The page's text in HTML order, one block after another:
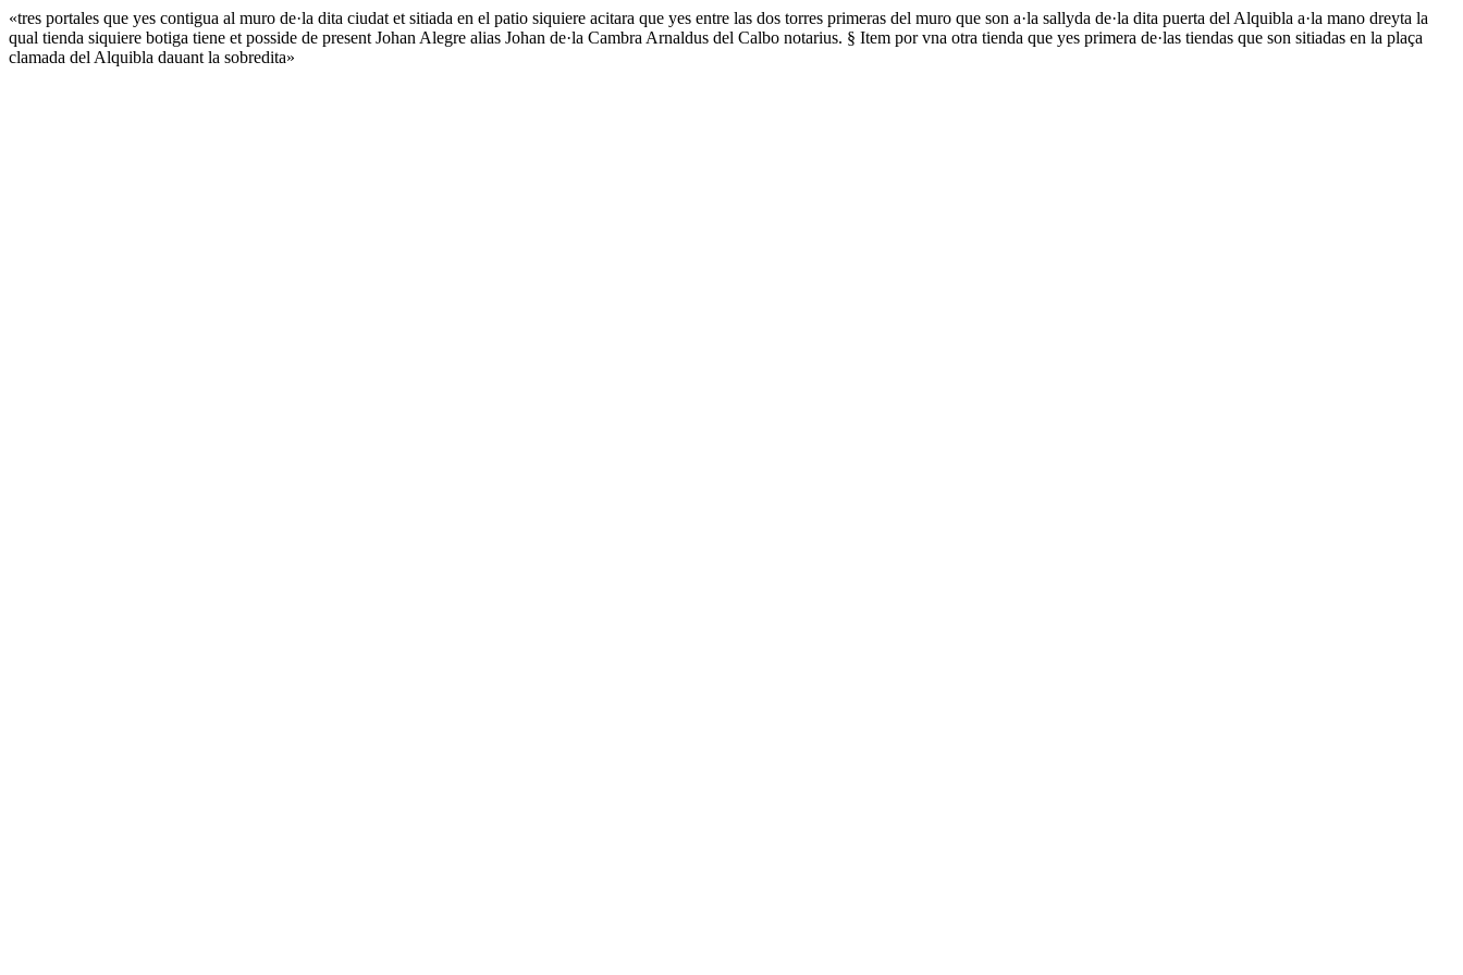
«tres portales que yes contigua al muro de·la dita ciudat et sitiada en el patio siquiere acitara que yes entre las dos torres primeras del muro que son a·la sallyda de·la dita puerta del Alquibla a·la mano dreyta la
qual tienda siquiere botiga tiene et posside de present Johan Alegre alias Johan de·la Cambra Arnaldus del Calbo notarius. § Item por vna otra tienda que yes primera de·las tiendas que son sitiadas en la plaça
clamada del Alquibla dauant la sobredita»